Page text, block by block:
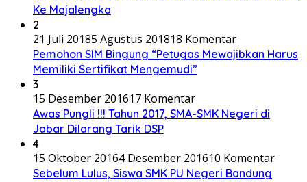
Ke Majalengka
2
21 Juli 20185 Agustus 201818 Komentar
Pemohon SIM Bingung “Petugas Mewajibkan Harus
Memiliki Sertifikat Mengemudi”
3
15 Desember 201617 Komentar
Awas Pungli !!! Tahun 2017, SMA-SMK Negeri di
Jabar Dilarang Tarik DSP
4
15 Oktober 20164 Desember 201610 Komentar
Sebelum Lulus, Siswa SMK PU Negeri Bandung